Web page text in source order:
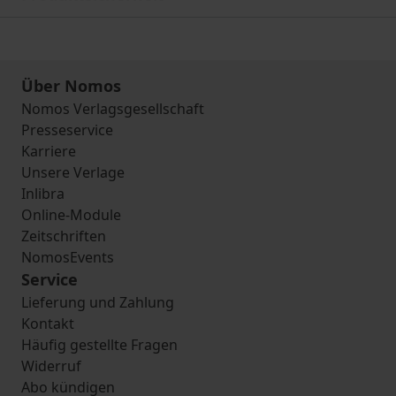
Über Nomos
Nomos Verlagsgesellschaft
Presseservice
Karriere
Unsere Verlage
Inlibra
Online-Module
Zeitschriften
NomosEvents
Service
Lieferung und Zahlung
Kontakt
Häufig gestellte Fragen
Widerruf
Abo kündigen